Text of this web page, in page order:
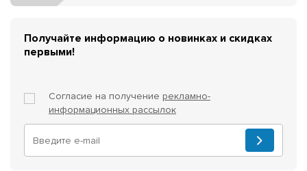
Получайте информацию о новинках и скидках
первыми!
Согласие на получение рекламно-
информационных рассылок